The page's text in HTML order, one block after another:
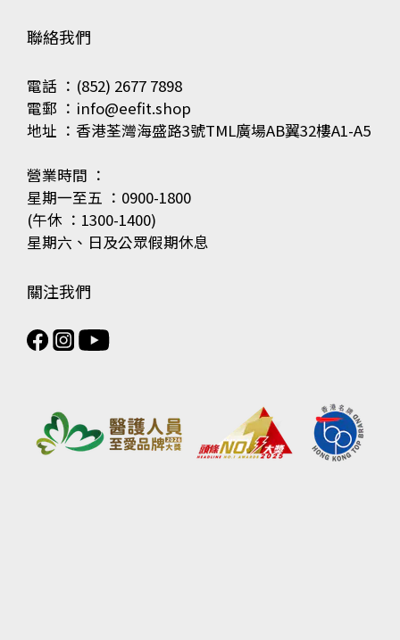
聯絡我們
電話 ：(852) 2677 7898
電郵 ：info@eefit.shop
地址 ：香港荃灣海盛路3號TML廣場AB翼32樓A1-A5
營業時間 ：
星期一至五 ：0900-1800
(午休 ：1300-1400)
星期六、日及公眾假期休息
關注我們